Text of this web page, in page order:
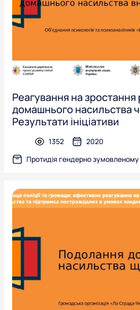
Реагування на зростання
домашнього насильства
Результати ініціативи
presentation
1352
2020
Протидія гендерно